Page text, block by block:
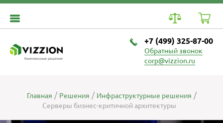
Комплексные решения
+7 (499) 325-87-00
Обратный звонок
corp@vizzion.ru
Главная Решения
Инфраструктурные решения
Серверы бизнес-критичной архитектуры